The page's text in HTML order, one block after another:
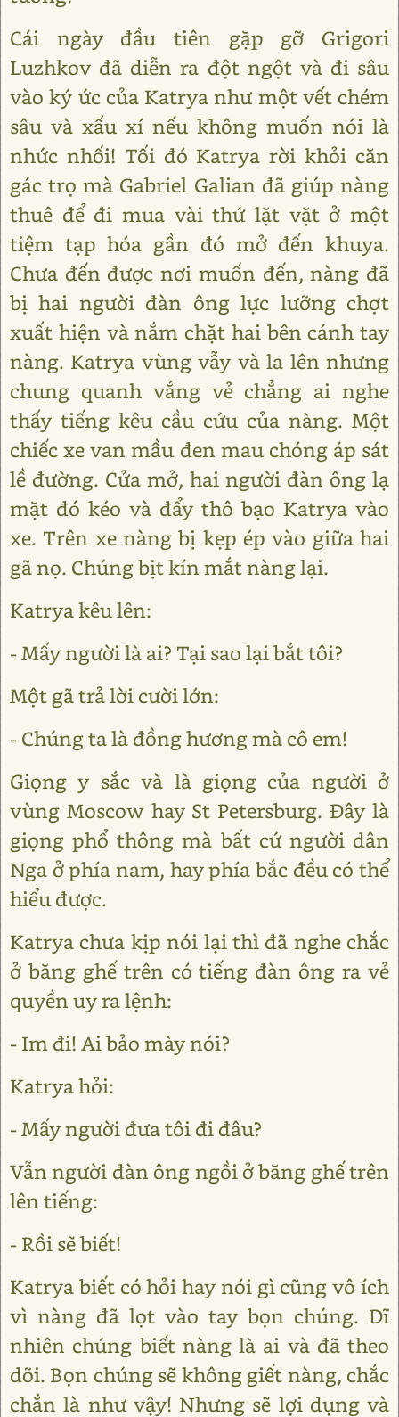
Cái ngày đầu tiên gặp gỡ Grigori
Luzhkov đã diễn ra đột ngột và đi sâu
vào ký ức của Katrya như một vết chém
sâu và xấu xí nếu không muốn nói là
nhức nhối! Tối đó Katrya rời khỏi căn
gác trọ mà Gabriel Galian đã giúp nàng
thuê để đi mua vài thứ lặt vặt ở một
tiệm tạp hóa gần đó mở đến khuya.
Chưa đến được nơi muốn đến, nàng đã
bị hai người đàn ông lực lưỡng chợt
xuất hiện và nắm chặt hai bên cánh tay
nàng. Katrya vùng vẫy và la lên nhưng
chung quanh vắng vẻ chẳng ai nghe
thấy tiếng kêu cầu cứu của nàng. Một
chiếc xe van mầu đen mau chóng áp sát
lề đường. Cửa mở, hai người đàn ông lạ
mặt đó kéo và đẩy thô bạo Katrya vào
xe. Trên xe nàng bị kẹp ép vào giữa hai
gã nọ. Chúng bịt kín mắt nàng lại.
Katrya kêu lên:
- Mấy người là ai? Tại sao lại bắt tôi?
Một gã trả lời cười lớn:
- Chúng ta là đồng hương mà cô em!
Giọng y sắc và là giọng của người ở
vùng Moscow hay St Petersburg. Đây là
giọng phổ thông mà bất cứ người dân
Nga ở phía nam, hay phía bắc đều có thể
hiểu được.
Katrya chưa kịp nói lại thì đã nghe chắc
ở băng ghế trên có tiếng đàn ông ra vẻ
quyền uy ra lệnh:
- Im đi! Ai bảo mày nói?
Katrya hỏi:
- Mấy người đưa tôi đi đâu?
Vẫn người đàn ông ngồi ở băng ghế trên
lên tiếng:
- Rồi sẽ biết!
Katrya biết có hỏi hay nói gì cũng vô ích
vì nàng đã lọt vào tay bọn chúng. Dĩ
nhiên chúng biết nàng là ai và đã theo
dõi. Bọn chúng sẽ không giết nàng, chắc
chắn là như vậy! Nhưng sẽ lợi dụng và